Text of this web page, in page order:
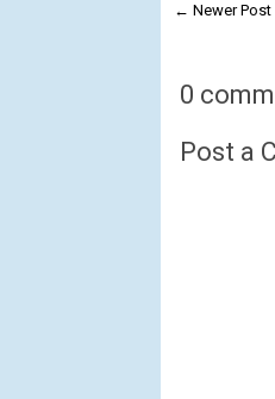
← Newer Post
0
Post a